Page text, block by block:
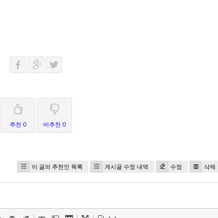
추천 0 비추천 0
이 글의 추천인 목록 게시글 수정 내역 수정 삭제